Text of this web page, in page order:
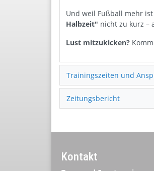
Und weil Fußball mehr
Halbzeit" nicht zu kurz –
Lust mitzukicken?
Trainingszeiten und
Zeitungsbericht
Kontakt